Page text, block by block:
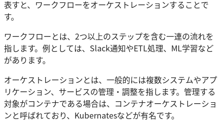
表すと、ワークフローをオーケストレーションすることで
す。
ワークフローとは、2つ以上のステップを含む一連の流れを
指します。例としては、Slack通知やETL処理、ML学習など
があります。
オーケストレーションとは、一般的には複数システムやアプ
リケーション、サービスの管理・調整を指します。管理する
対象がコンテナである場合は、コンテナオーケストレーショ
ンと呼ばれており、Kubernatesなどが有名です。